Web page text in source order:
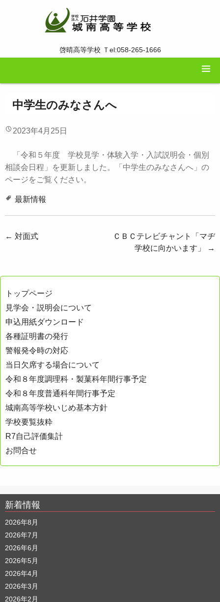
啓晴高等学校 Ｔel:058-265-1666
中学生のみなさんへ
2023年4月25日
「令和５年度 学校見学・体験入学・入試説明会・個別
相談会日程」を更新しました。「中学生のみなさんへ」の
ページをご覧ください。
最新情報
投
ゲ
ー
シ
ョ
ン
← 対面式
ＣＢＣテレビチャント「マヂ
学校に向かいます」
→
トップページ
見学会・説明会について
申込用紙ダウンロード
各種証明書の発行
警報発令時の対応
当日欠席する場合について
令和８年度調理科・製菓科年間行事予定
令和８年度普通科年間行事予定
城南高等学校いじめ基本方針
学校要覧抜粋
R7自己評価集計
お問合せ
新着情報
2026年8月
2026年7月
2026年6月
2026年5月
2026年4月
2026年3月
2026年2月